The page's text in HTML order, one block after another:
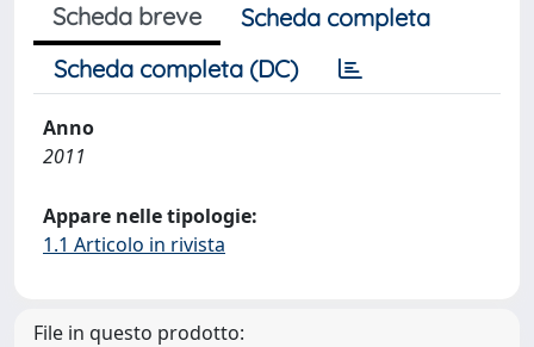
Scheda breve
Scheda completa
Scheda completa (DC)
Anno
2011
Appare nelle tipologie:
1.1 Articolo in rivista
File in questo prodotto: